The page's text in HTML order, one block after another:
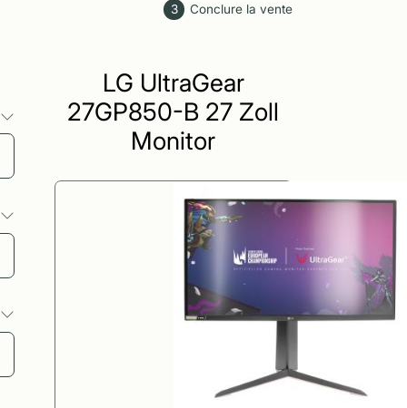
3 Conclure la vente
LG UltraGear
27GP850-B 27 Zoll
Monitor